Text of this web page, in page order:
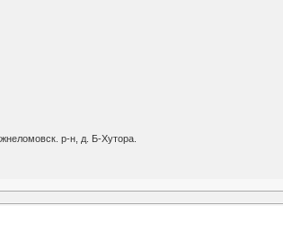
р-н, д. Б-Хутора.